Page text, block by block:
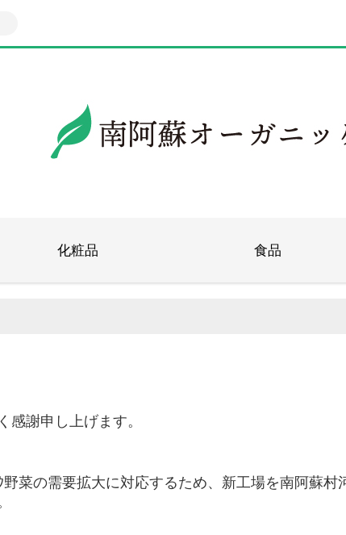
化粧品 食品
感謝申し上げます。
野菜の需要拡大に対応するため、新工場を南阿蘇